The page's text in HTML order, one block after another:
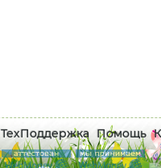
ТехПоддержка Помощь